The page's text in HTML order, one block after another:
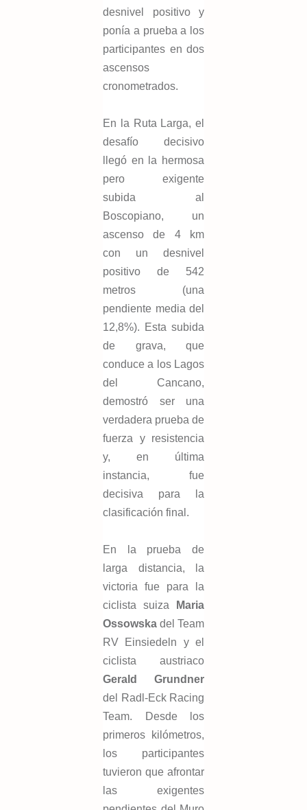
desnivel positivo y
ponía a prueba a los
participantes en dos
ascensos
cronometrados.
En la Ruta Larga, el
desafío decisivo
llegó en la hermosa
pero exigente
subida al
Boscopiano, un
ascenso de 4 km
con un desnivel
positivo de 542
metros (una
pendiente media del
12,8%). Esta subida
de grava, que
conduce a los Lagos
del Cancano,
demostró ser una
verdadera prueba de
fuerza y ​​resistencia
y, en última
instancia, fue
decisiva para la
clasificación final.
En la prueba de
larga distancia, la
victoria fue para la
ciclista suiza
Maria
Ossowska del Team
RV Einsiedeln y el
ciclista austriaco
Gerald Grundner
del Radl-Eck Racing
Team. Desde los
primeros kilómetros,
los participantes
tuvieron que afrontar
las exigentes